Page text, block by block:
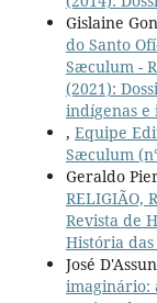
Gislaine
do Santo
Sæculum -
(2021):
indígenas e
, Equipe
Sæculum
Geraldo
RELIGIÃO,
Revista de
História das
José
imaginário: